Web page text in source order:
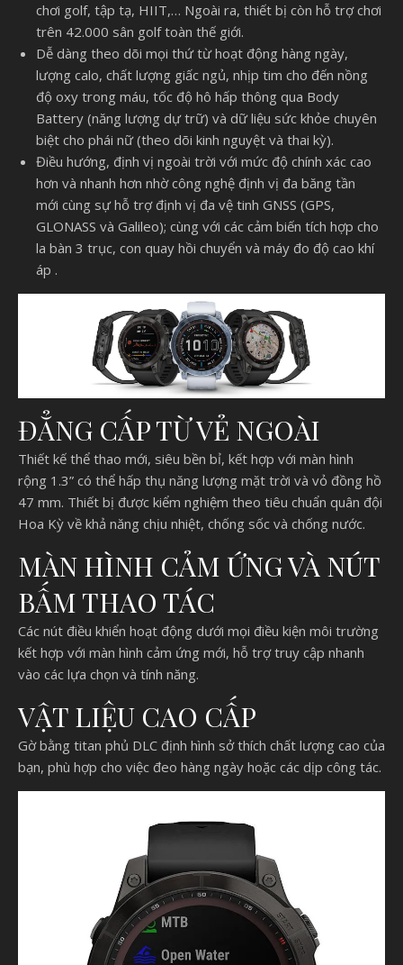
chơi golf, tập tạ, HIIT,… Ngoài ra, thiết bị còn hỗ trợ chơi
trên 42.000 sân golf toàn thế giới.
Dễ dàng theo dõi mọi thứ từ hoạt động hàng ngày,
lượng calo, chất lượng giấc ngủ, nhịp tim cho đến nồng
độ oxy trong máu, tốc độ hô hấp thông qua Body
Battery (năng lượng dự trữ) và dữ liệu sức khỏe chuyên
biệt cho phái nữ (theo dõi kinh nguyệt và thai kỳ).
Điều hướng, định vị ngoài trời với mức độ chính xác cao
hơn và nhanh hơn nhờ công nghệ định vị đa băng tần
mới cùng sự hỗ trợ định vị đa vệ tinh GNSS (GPS,
GLONASS và Galileo); cùng với các cảm biến tích hợp cho
la bàn 3 trục, con quay hồi chuyển và máy đo độ cao khí
áp .
ĐẲNG CẤP TỪ VẺ NGOÀI
Thiết kế thể thao mới, siêu bền bỉ, kết hợp với màn hình
rộng 1.3” có thể hấp thụ năng lượng mặt trời và vỏ đồng hồ
47 mm. Thiết bị được kiểm nghiệm theo tiêu chuẩn quân đội
Hoa Kỳ về khả năng chịu nhiệt, chống sốc và chống nước.
MÀN HÌNH CẢM ỨNG VÀ NÚT
BẤM THAO TÁC
Các nút điều khiển hoạt động dưới mọi điều kiện môi trường
kết hợp với màn hình cảm ứng mới, hỗ trợ truy cập nhanh
vào các lựa chọn và tính năng.
VẬT LIỆU CAO CẤP
Gờ bằng titan phủ DLC định hình sở thích chất lượng cao của
bạn, phù hợp cho việc đeo hàng ngày hoặc các dịp công tác.